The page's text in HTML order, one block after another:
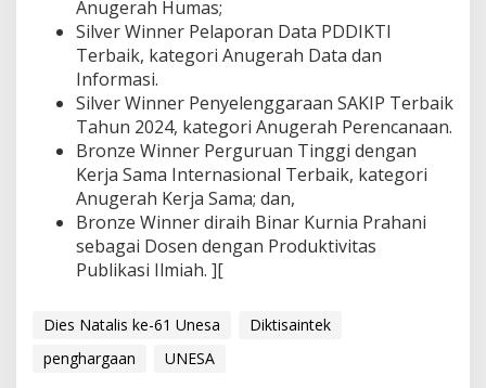
Anugerah Humas;
Silver Winner Pelaporan Data PDDIKTI
Terbaik, kategori Anugerah Data dan
Informasi.
Silver Winner Penyelenggaraan SAKIP Terbaik
Tahun 2024, kategori Anugerah Perencanaan.
Bronze Winner Perguruan Tinggi dengan
Kerja Sama Internasional Terbaik, kategori
Anugerah Kerja Sama; dan,
Bronze Winner diraih Binar Kurnia Prahani
sebagai Dosen dengan Produktivitas
Publikasi Ilmiah. ][
Dies Natalis ke-61 Unesa
Diktisaintek
penghargaan
UNESA